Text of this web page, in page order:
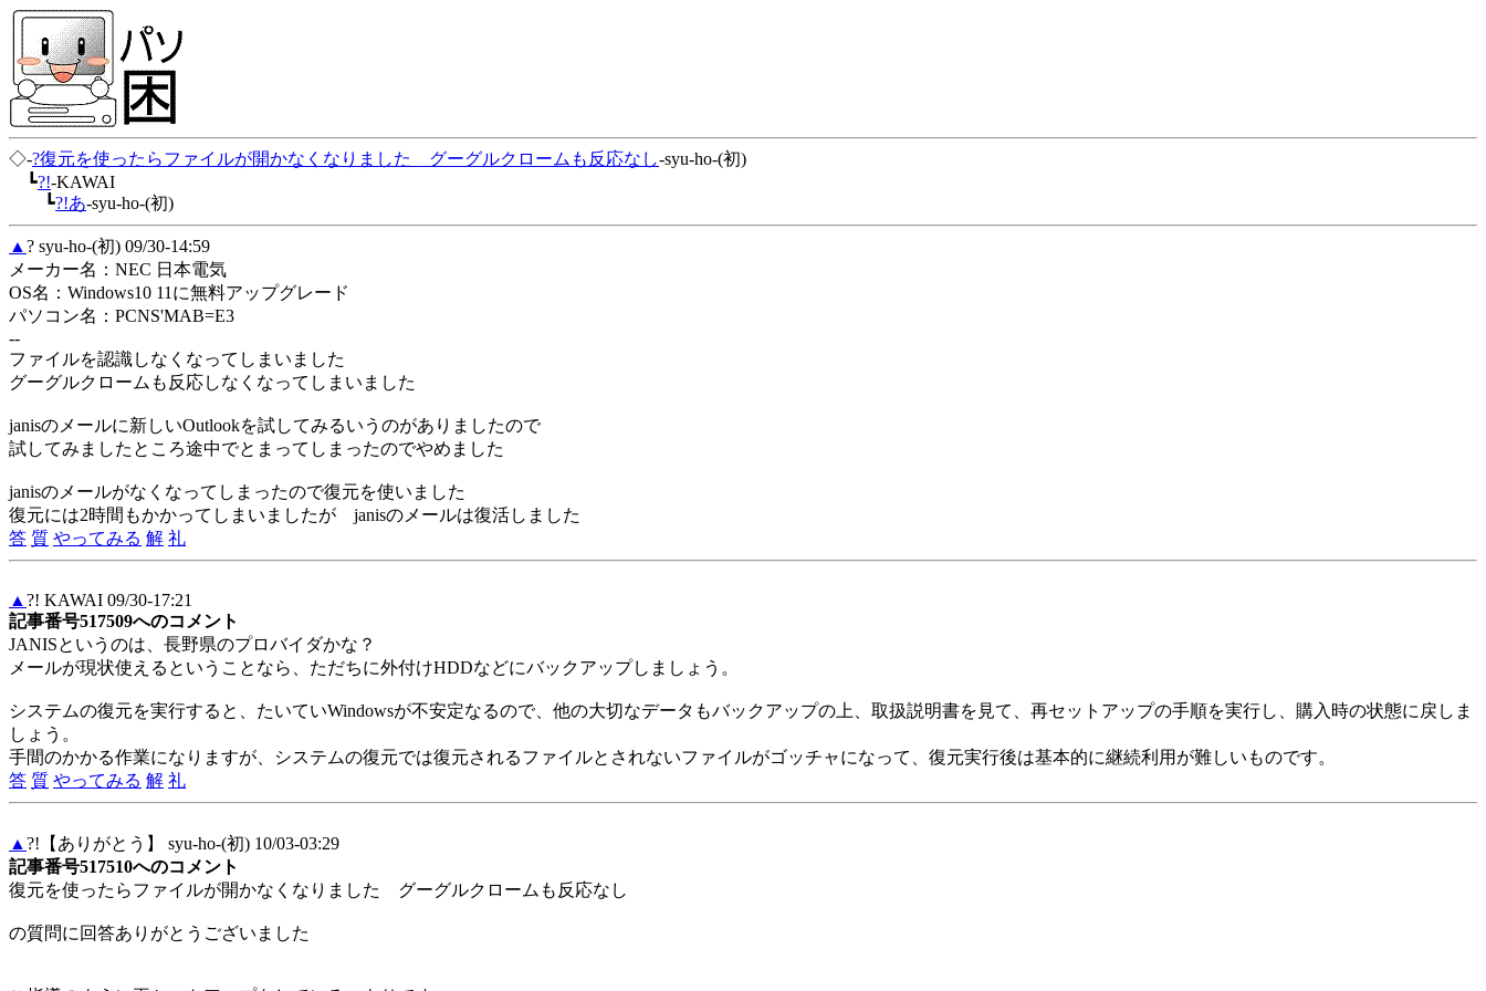
◇-?復元を使ったらファイルが開かなくなりました グーグルクロームも反応なし-syu-ho-(初)
┗?!-KAWAI
┗?!あ-syu-ho-(初)
▲ ? syu-ho-(初) 09/30-14:59
メーカー名：NEC 日本電気
OS名：Windows10 11に無料アップグレード
パソコン名：PCNS'MAB=E3
--
ファイルを認識しなくなってしまいました
グーグルクロームも反応しなくなってしまいました
janisのメールに新しいOutlookを試してみるいうのがありましたので
試してみましたところ途中でとまってしまったのでやめました
janisのメールがなくなってしまったので復元を使いました
復元には2時間もかかってしまいましたが janisのメールは復活しました
答 質 やってみる 解 礼
▲ ?! KAWAI 09/30-17:21
記事番号517509へのコメント
JANISというのは、長野県のプロバイダかな？
メールが現状使えるということなら、ただちに外付けHDDなどにバックアップしましょう。
システムの復元を実行すると、たいていWindowsが不安定なるので、他の大切なデータもバックアップの上、取扱説明書を見て、再セットアップの手順を実行し、購入時の状態に戻しま
しょう。
手間のかかる作業になりますが、システムの復元では復元されるファイルとされないファイルがゴッチャになって、復元実行後は基本的に継続利用が難しいものです。
答 質 やってみる 解 礼
▲ ?!【ありがとう】 syu-ho-(初) 10/03-03:29
記事番号517510へのコメント
復元を使ったらファイルが開かなくなりました グーグルクロームも反応なし
の質問に回答ありがとうございました